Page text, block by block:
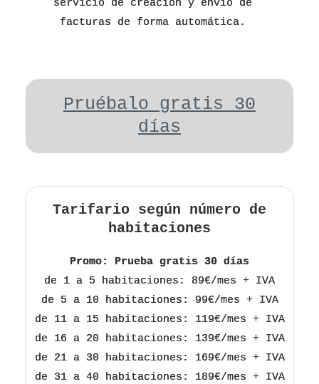
servicio de creación y envio de
facturas de forma automática.
Pruébalo gratis 30
días
Tarifario según número de
habitaciones
Promo: Prueba gratis 30 días
de 1 a 5 habitaciones: 89€/mes + IVA
de 5 a 10 habitaciones: 99€/mes + IVA
de 11 a 15 habitaciones: 119€/mes + IVA
de 16 a 20 habitaciones: 139€/mes + IVA
de 21 a 30 habitaciones: 169€/mes + IVA
de 31 a 40 habitaciones: 189€/mes + IVA